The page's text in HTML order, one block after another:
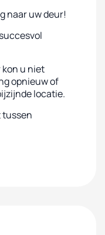
naar uw deur!
kon u niet
opnieuw of
locatie.
tussen